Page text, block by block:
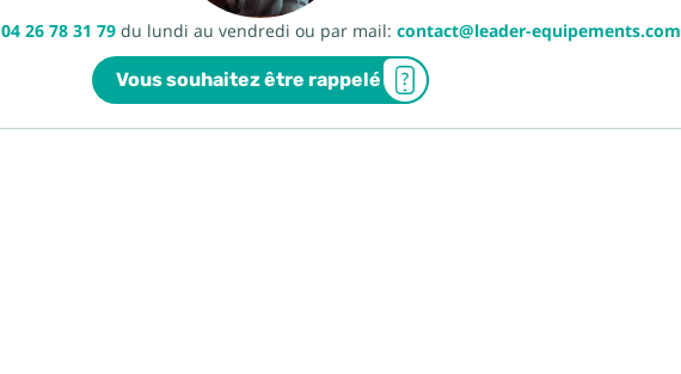
04 26 78 31 79du lundi au vendredi ou par mail: contact@leader-equipements.com
Vous souhaitez être rappelé